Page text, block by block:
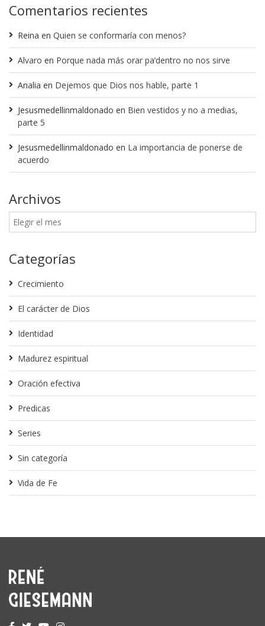
Comentarios recientes
Reina en Quien se conformaría con menos?
Alvaro en Porque nada más orar pa’dentro no nos sirve
Analia en Dejemos que Dios nos hable, parte 1
Jesusmedellinmaldonado en Bien vestidos y no a medias,
parte 5
Jesusmedellinmaldonado en La importancia de ponerse de
acuerdo
Archivos
Categorías
Crecimiento
El carácter de Dios
Identidad
Madurez espiritual
Oración efectiva
Predicas
Series
Sin categoría
Vida de Fe